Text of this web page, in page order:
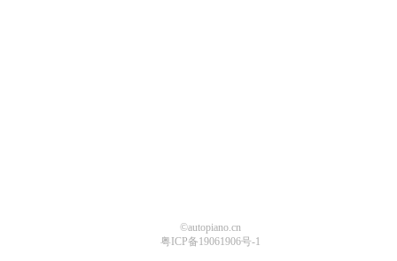
©autopiano.cn
粤ICP备19061906号-1